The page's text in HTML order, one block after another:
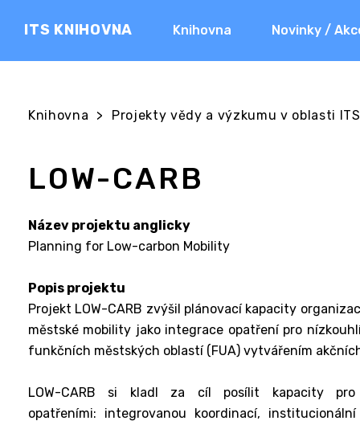
ITS KNIHOVNA Knihovna Novinky /
Knihovna > Projekty vědy a výzkumu v oblasti
LOW-CARB
Název projektu anglicky
Planning for Low-carbon Mobility
Popis projektu
Projekt LOW-CARB zvýšil plánovací kapacity
městské mobility jako integrace opatření pro
funkčních městských oblastí (FUA) vytvářením
LOW-CARB si kladl za cíl posílit kapacity
opatřeními: integrovanou koordinací,